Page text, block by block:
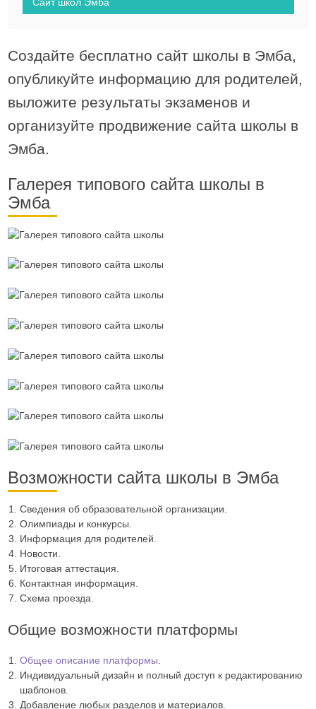
Создайте бесплатно сайт школы в Эмба,
опубликуйте информацию для родителей,
выложите результаты экзаменов и
организуйте продвижение сайта школы в
Эмба.
Галерея типового сайта школы в
Эмба
Возможности сайта школы в Эмба
Сведения об образовательной организации.
Олимпиады и конкурсы.
Информация для родителей.
Новости.
Итоговая аттестация.
Контактная информация.
Схема проезда.
Общие возможности платформы
Общее описание платформы
Индивидуальный дизайн и полный доступ к редактированию
шаблонов.
Добавление любых разделов и материалов.